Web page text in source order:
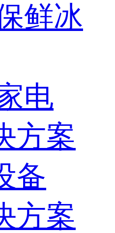
鲜冰
电
方案
备
方案